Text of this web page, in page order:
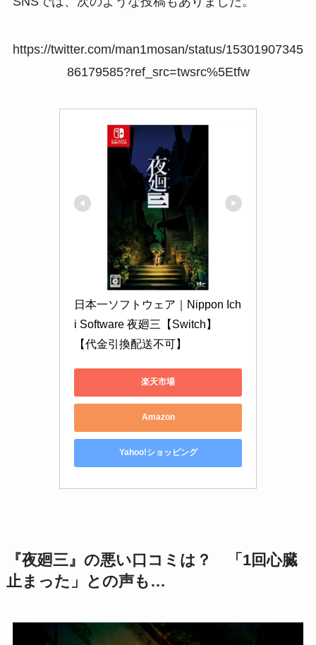
https://twitter.com/man1mosan/status/15301907345
86179585?ref_src=twsrc%5Etfw
日本一ソフトウェア｜Nippon Ich
i Software 夜廻三【Switch】
【代金引換配送不可】
楽天市場
Amazon
Yahoo!ショッピング
『夜廻三』の悪い口コミは？ 「1回心臓
止まった」との声も…